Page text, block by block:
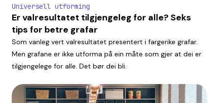
Universell utforming
Er valresultatet tilgjengeleg for alle? Seks
tips for betre grafar
Som vanleg vert valresultatet presentert i fargerike grafar.
Men grafane er ikke utforma på ein måte som gjer at dei er
tilgjengelege for alle. Det bør dei bli.